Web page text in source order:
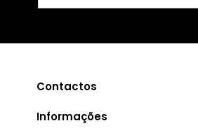
Contactos
Informações